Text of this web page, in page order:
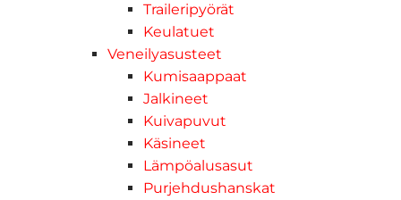
Traileripyörät
Keulatuet
Veneilyasusteet
Kumisaappaat
Jalkineet
Kuivapuvut
Käsineet
Lämpöalusasut
Purjehdushanskat